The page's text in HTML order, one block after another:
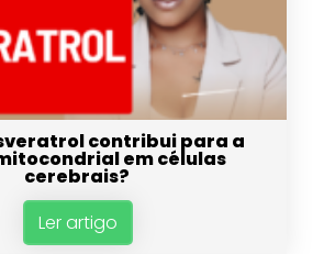
contribui para a
em células
cerebrais?
Ler artigo